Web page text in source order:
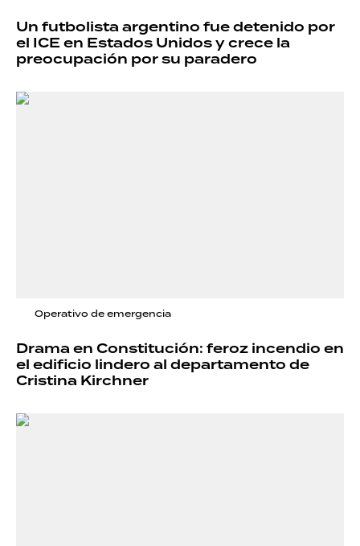
Un futbolista argentino fue detenido por
el ICE en Estados Unidos y crece la
preocupación por su paradero
Operativo de emergencia
Drama en Constitución: feroz incendio en
el edificio lindero al departamento de
Cristina Kirchner